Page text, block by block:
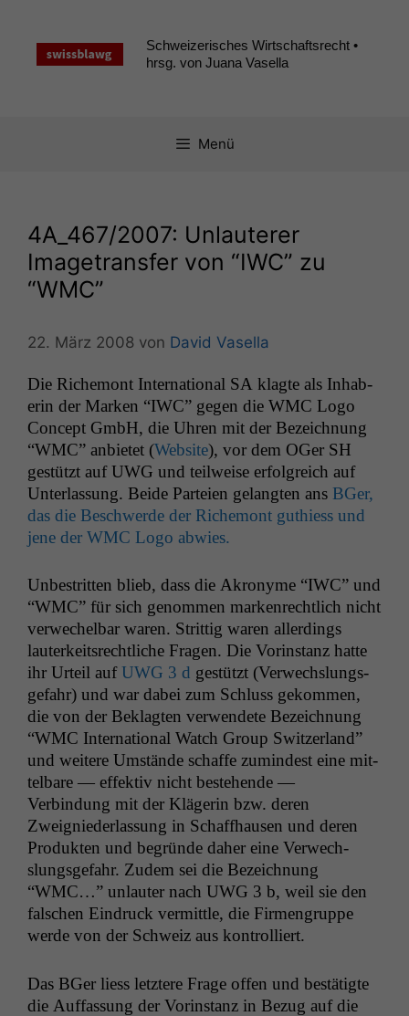
springen
Schweizerisches Wirtschaftsrecht •
hrsg. von Juana Vasella
Menü
4A_467/2007: Unlauterer
Imagetransfer von “IWC” zu
“WMC”
22. März 2008 von David Vasella
Die Richemont Inter­na­tion­al SA klagte als Inhab­
erin der Marken “IWC” gegen die WMC Logo
Con­cept GmbH, die Uhren mit der Beze­ich­nung
“WMC” anbi­etet (Web­site), vor dem OGer SH
gestützt aufUWG und teil­weise erfol­gre­ich auf
Unter­las­sung. Bei­de Parteien gelangten ans BGer,
das die Beschw­erde der Richemont guthiess und
jene der WMC Logo abwies.
Unbe­strit­ten blieb, dass die Akro­nyme “IWC” und
“WMC” für sich genom­men marken­rechtlich nicht
ver­wechel­bar waren. Strit­tig waren allerd­ings
lauterkeit­srechtliche Fra­gen. Die Vorin­stanz hat­te
ihr Urteil aufUWG 3 d gestützt (Ver­wech­slungs­
ge­fahr) und war dabei zum Schluss gekom­men,
die von der Beklagten ver­wen­dete Beze­ich­nung
“WMC Inter­na­tion­al Watch Group Switzer­land”
und weit­ere Umstände schaffe zumin­d­est eine mit­
tel­bare — effek­tiv nicht beste­hende —
Verbindung mit der Klägerin bzw. deren
Zweignieder­las­sung in Schaffhausen und deren
Pro­duk­ten und begründe daher eine Ver­wech­
slungs­ge­fahr. Zudem sei die Beze­ich­nung
“WMC…” unlauter nach UWG 3 b, weil sie den
falschen Ein­druck ver­mit­tle, die Fir­men­gruppe
werde von der Schweiz aus kontrolliert.
Das BGer liess let­ztere Frage offen und bestätigte
die Auf­fas­sung der Vorin­stanz in Bezug auf die